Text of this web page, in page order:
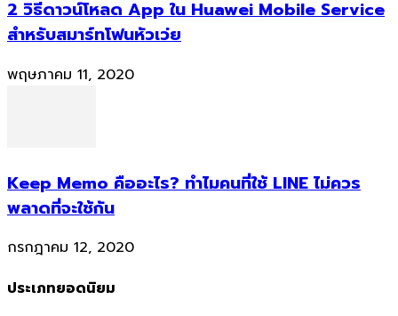
2 วิธีดาวน์โหลด App ใน Huawei Mobile Service
สำหรับสมาร์ทโฟนหัวเว่ย
พฤษภาคม 11, 2020
Keep Memo คืออะไร? ทำไมคนที่ใช้ LINE ไม่ควร
พลาดที่จะใช้กัน
กรกฎาคม 12, 2020
ประเภทยอดนิยม